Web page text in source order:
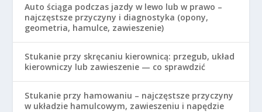
Auto ściąga podczas jazdy w lewo lub w prawo –
najczęstsze przyczyny i diagnostyka (opony,
geometria, hamulce, zawieszenie)
Stukanie przy skręcaniu kierownicą: przegub, układ
kierowniczy lub zawieszenie — co sprawdzić
Stukanie przy hamowaniu – najczęstsze przyczyny
w układzie hamulcowym, zawieszeniu i napędzie